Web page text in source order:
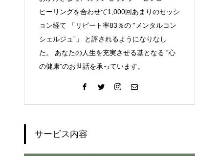
ヒーリングを合わせて1,000回あまりのセッシ
ョン経て 「リピート率83％の "メンタルコン
シェルジュ”」 と評されるようになりなし
た。 あなたの人生を充実させる基となる ”心
の健康”のお世話を承っています。
サービス内容